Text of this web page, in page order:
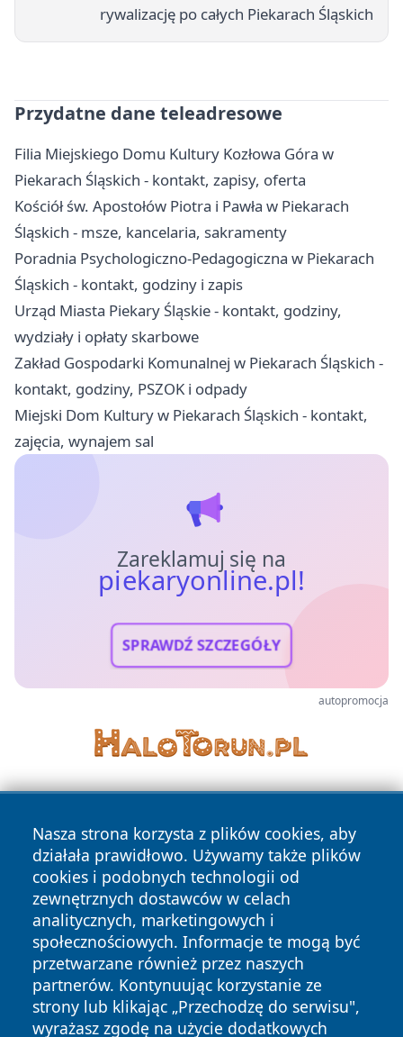
rywalizację po całych Piekarach Śląskich
Przydatne dane teleadresowe
Filia Miejskiego Domu Kultury Kozłowa Góra w
Piekarach Śląskich - kontakt, zapisy, oferta
Kościół św. Apostołów Piotra i Pawła w Piekarach
Śląskich - msze, kancelaria, sakramenty
Poradnia Psychologiczno-Pedagogiczna w Piekarach
Śląskich - kontakt, godziny i zapis
Urząd Miasta Piekary Śląskie - kontakt, godziny,
wydziały i opłaty skarbowe
Zakład Gospodarki Komunalnej w Piekarach Śląskich -
kontakt, godziny, PSZOK i odpady
Miejski Dom Kultury w Piekarach Śląskich - kontakt,
zajęcia, wynajem sal
Zareklamuj się na
piekaryonline.pl!
SPRAWDŹ SZCZEGÓŁY
autopromocja
Nasza strona korzysta z plików cookies, aby
działała prawidłowo. Używamy także plików
cookies i podobnych technologii od
zewnętrznych dostawców w celach
analitycznych, marketingowych i
społecznościowych. Informacje te mogą być
przetwarzane również przez naszych
partnerów. Kontynuując korzystanie ze
strony lub klikając „Przechodzę do serwisu",
wyrażasz zgodę na użycie dodatkowych
Copyright © 2026 piekaryonline.pl Wszystkie prawa
zastrzeżone.
News Autorzy
Polityka
Prywatności
Polityka
Cookies